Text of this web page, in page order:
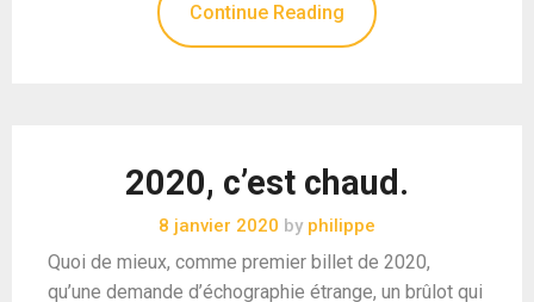
Continue Reading
2020, c’est chaud.
8 janvier 2020 by philippe
Quoi de mieux, comme premier billet de 2020,
qu’une demande d’échographie étrange, un brûlot qui